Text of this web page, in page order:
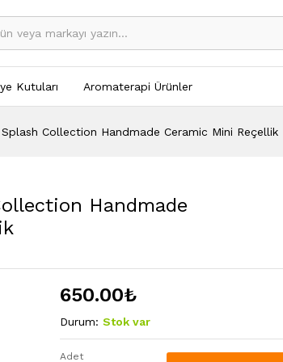
Kutuları Aromaterapi Ürünler
Collection Handmade Ceramic Mini Reçellik
Handmade
650.00₺
Durum: Stok var
Adet